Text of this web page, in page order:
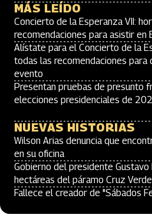
MÁS LEÍDO
Concierto de la Esperanza VII:
recomendaciones para asistir en
Alístate para el Concierto de la
todas las recomendaciones
evento
Presentan pruebas de presunto
elecciones presidenciales de
NUEVAS HISTORIAS
Wilson Arias denuncia que
en su oficina
Gobierno del presidente
hectáreas del páramo Cruz
Fallece el creador de "Sábados